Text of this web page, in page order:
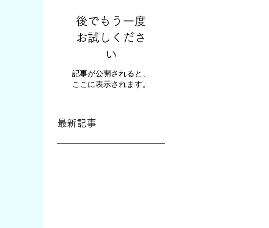
後でもう一度
お試しくださ
い
記事が公開されると、
ここに表示されます。
最新記事